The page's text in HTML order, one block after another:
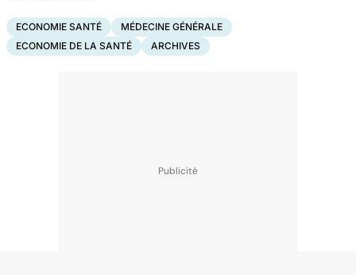
ECONOMIE SANTÉ
MÉDECINE GÉNÉRALE
ECONOMIE DE LA SANTÉ
ARCHIVES